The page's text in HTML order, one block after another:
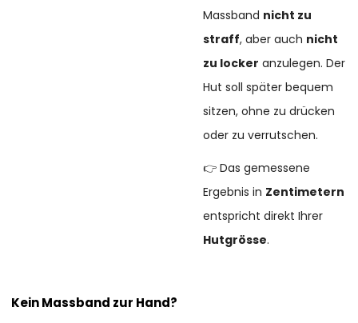
Massband nicht zu
straff, aber auch nicht
zu locker anzulegen. Der
Hut soll später bequem
sitzen, ohne zu drücken
oder zu verrutschen.
👉 Das gemessene
Ergebnis in Zentimetern
entspricht direkt Ihrer
Hutgrösse.
Kein Massband zur Hand?